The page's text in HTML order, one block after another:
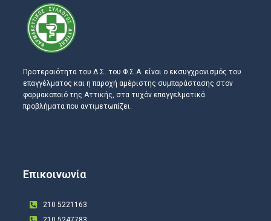
Προτεραιότητα του Δ.Σ. του Φ.Σ.Α. είναι ο εκσυγχρονισμός του
επαγγέλματος και η παροχή αμέριστης συμπαράστασης στον
φαρμακοποιό της Αττικής, στα τυχόν επαγγελματικά
προβλήματα που αντιμετωπίζει.
Επικοινωνία
210 5221163